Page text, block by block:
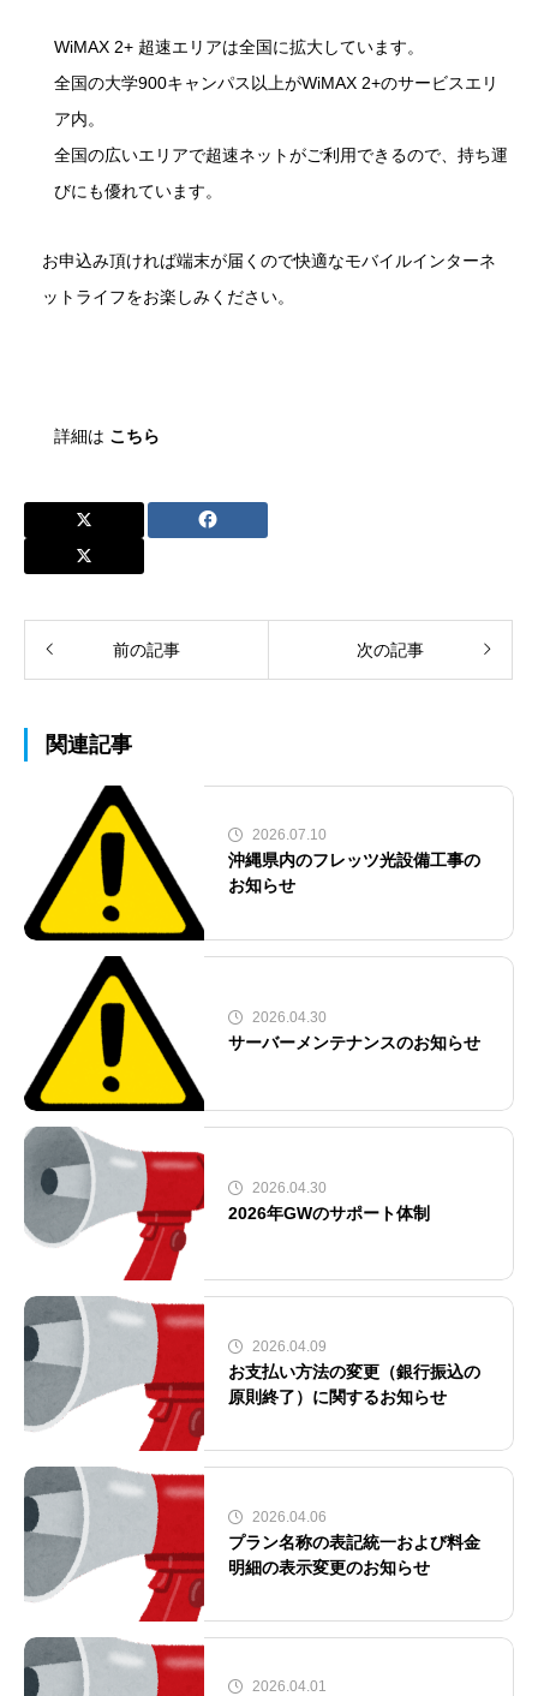
WiMAX 2+ 超速エリアは全国に拡大しています。
全国の大学900キャンパス以上がWiMAX 2+のサービスエリ
ア内。
全国の広いエリアで超速ネットがご利用できるので、持ち運
びにも優れています。
お申込み頂ければ端末が届くので快適なモバイルインターネ
ットライフをお楽しみください。
詳細は こちら
前の記事 次の記事
関連記事
2026.07.10
沖縄県内のフレッツ光設備工事の
お知らせ
2026.04.30
サーバーメンテナンスのお知らせ
2026.04.30
2026年GWのサポート体制
2026.04.09
お支払い方法の変更（銀行振込の
原則終了）に関するお知らせ
2026.04.06
プラン名称の表記統一および料金
明細の表示変更のお知らせ
2026.04.01